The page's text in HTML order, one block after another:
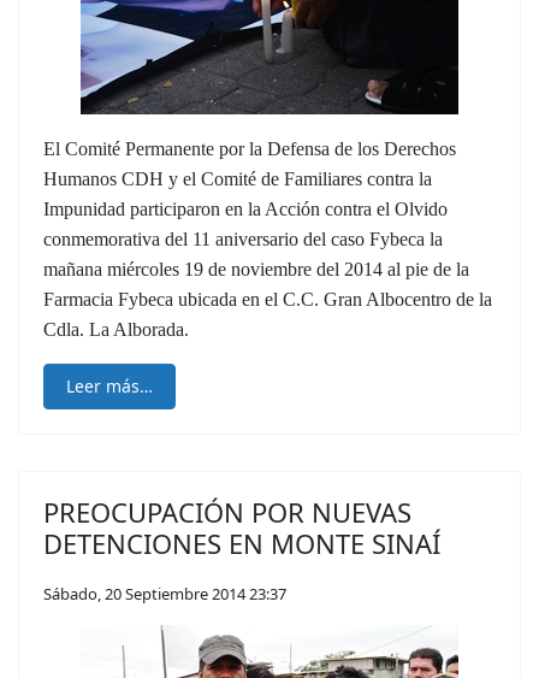
El Comité Permanente por la Defensa de los Derechos
Humanos CDH y el Comité de Familiares contra la
Impunidad participaron en la Acción contra el Olvido
conmemorativa del 11 aniversario del caso Fybeca la
mañana miércoles 19 de noviembre del 2014 al pie de la
Farmacia Fybeca ubicada en el C.C. Gran Albocentro de la
Cdla. La Alborada.
Leer más…
PREOCUPACIÓN POR NUEVAS
DETENCIONES EN MONTE SINAÍ
Sábado, 20 Septiembre 2014 23:37